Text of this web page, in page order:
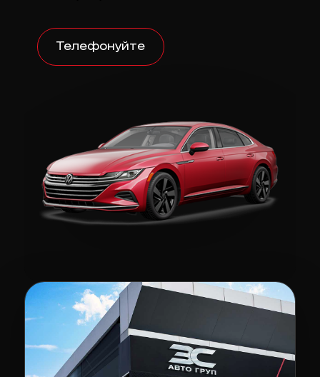
Телефонуйте